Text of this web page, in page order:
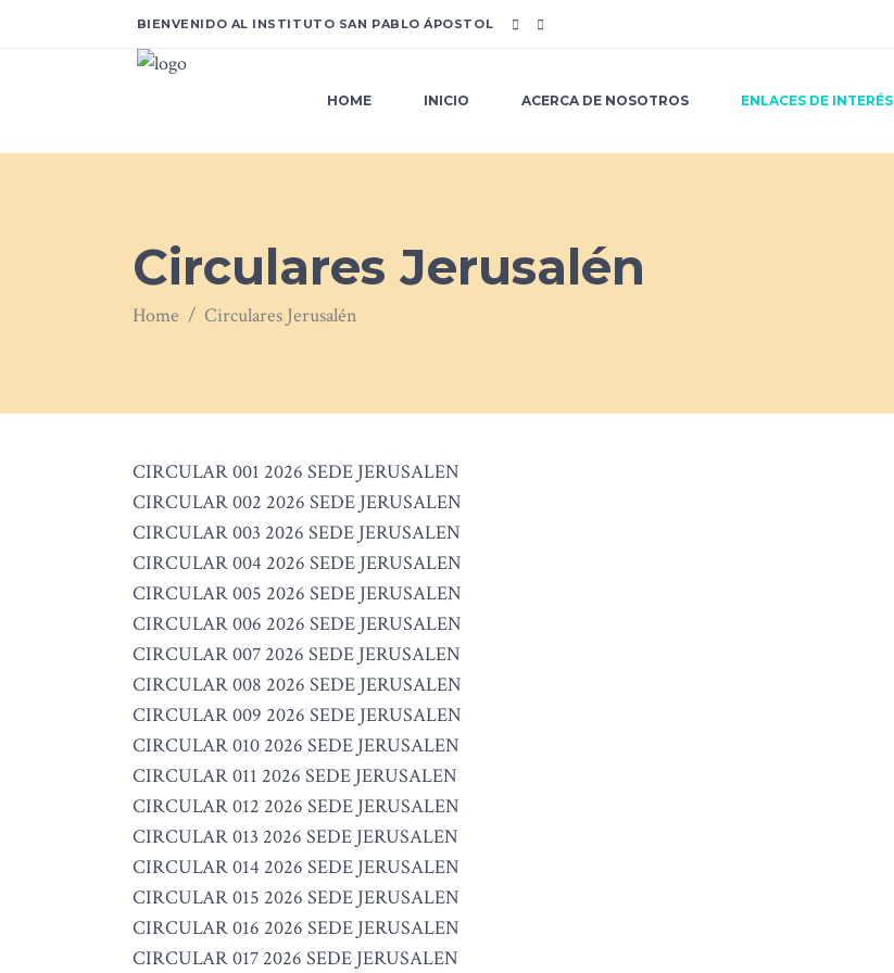
BIENVENIDO AL INSTITUTO SAN PABLO ÁPOSTOL
HOME INICIO ACERCA DE NOSOTROS ENLACES DE INTERÉS
Circulares Jerusalén
Home / Circulares Jerusalén
CIRCULAR 001 2026 SEDE JERUSALEN
CIRCULAR 002 2026 SEDE JERUSALEN
CIRCULAR 003 2026 SEDE JERUSALEN
CIRCULAR 004 2026 SEDE JERUSALEN
CIRCULAR 005 2026 SEDE JERUSALEN
CIRCULAR 006 2026 SEDE JERUSALEN
CIRCULAR 007 2026 SEDE JERUSALEN
CIRCULAR 008 2026 SEDE JERUSALEN
CIRCULAR 009 2026 SEDE JERUSALEN
CIRCULAR 010 2026 SEDE JERUSALEN
CIRCULAR 011 2026 SEDE JERUSALEN
CIRCULAR 012 2026 SEDE JERUSALEN
CIRCULAR 013 2026 SEDE JERUSALEN
CIRCULAR 014 2026 SEDE JERUSALEN
CIRCULAR 015 2026 SEDE JERUSALEN
CIRCULAR 016 2026 SEDE JERUSALEN
CIRCULAR 017 2026 SEDE JERUSALEN